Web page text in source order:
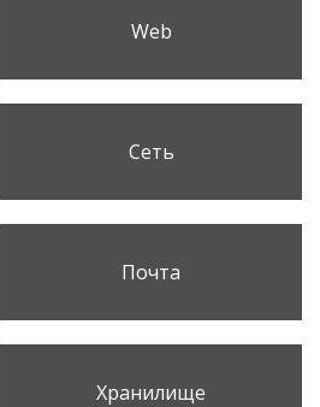
Web
Сеть
Почта
Хранилище